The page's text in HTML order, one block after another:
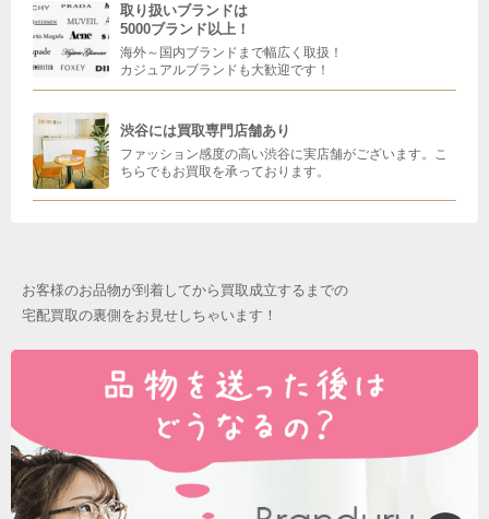
取り扱いブランドは
5000ブランド以上！
海外～国内ブランドまで幅広く取扱！
カジュアルブランドも大歓迎です！
渋谷には買取専門店舗あり
ファッション感度の高い渋谷に実店舗がございます。こ
ちらでもお買取を承っております。
お客様のお品物が到着してから買取成立するまでの
宅配買取の裏側をお見せしちゃいます！